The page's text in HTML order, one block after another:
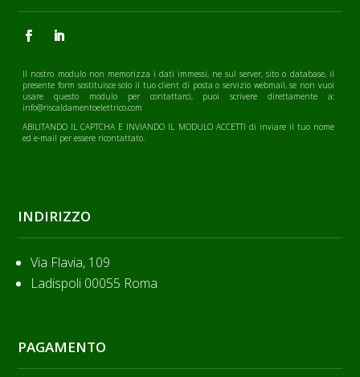
Il nostro modulo non memorizza i dati immessi, ne sul server, sito o database, il
presente form sostituisce solo il tuo client di posta o servizio webmail, se non vuoi
usare questo modulo per contattarci, puoi scrivere direttamente a:
info@riscaldamentoelettrico.com
ABILITANDO IL CAPTCHA E INVIANDO IL MODULO ACCETTI di inviare il tuo nome
ed e-mail per essere ricontattato.
INDIRIZZO
Via Flavia, 109
Ladispoli 00055 Roma
PAGAMENTO